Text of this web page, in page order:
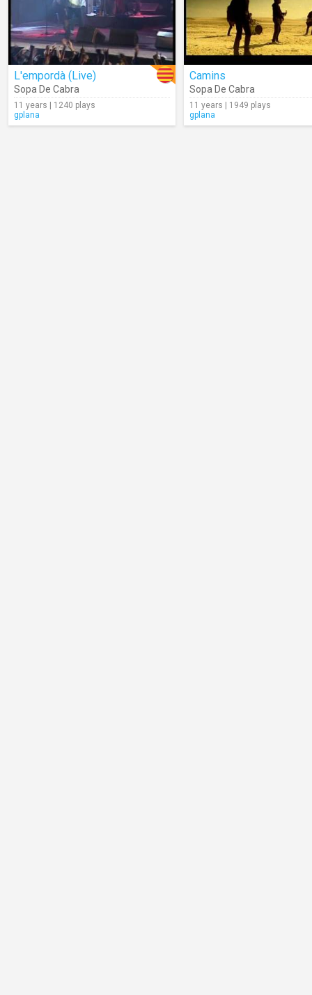
L'empordà (Live)
Sopa De Cabra
11 years | 1240 plays
gplana
Camins
Sopa De Cabra
11 years | 1949 plays
gplana